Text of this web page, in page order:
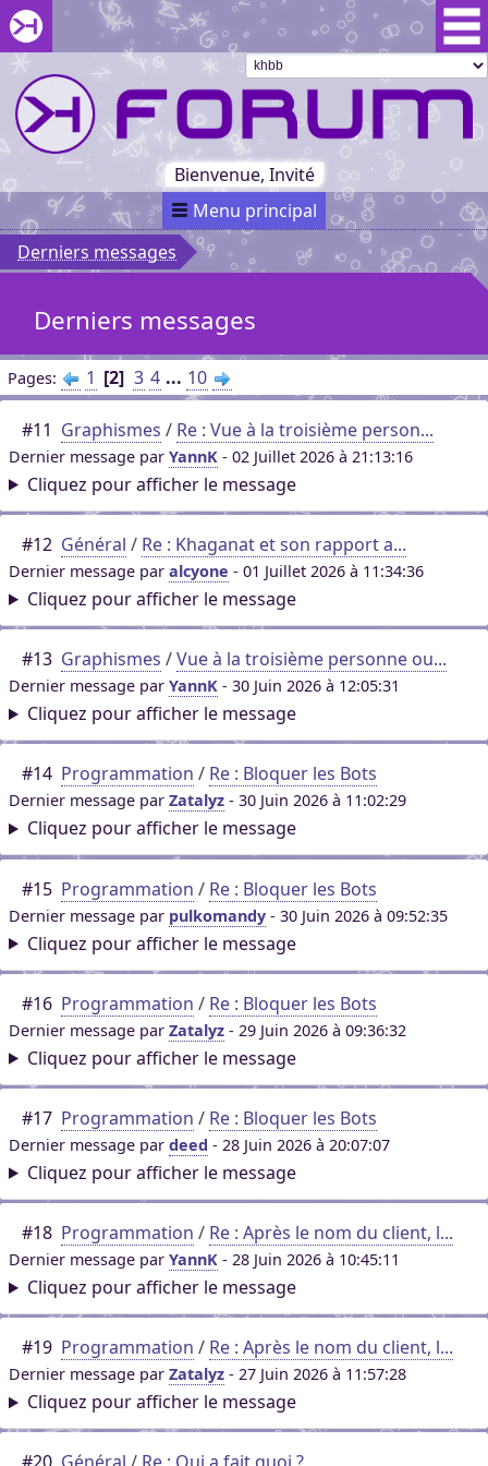
Aller au menu du forum
Aller au contenu du forum
Aller à la recherche dans le forum
Passer le
menu
Khaganat
Retour
au début
du menu
Khaganat
Bienvenue, Invité
Menu principal
Derniers messages
Derniers messages
Pages 1 2 3 4 ... 10
#11 Graphismes / Re : Vue à la troisième person...
Dernier message par YannK - 02 Juillet 2026 à 21:13:16
Cliquez pour afficher le message
#12 Général / Re : Khaganat et son rapport a...
Dernier message par alcyone - 01 Juillet 2026 à 11:34:36
Cliquez pour afficher le message
#13 Graphismes /Vue à la troisième personne ou...
Dernier message par YannK - 30 Juin 2026 à 12:05:31
Cliquez pour afficher le message
#14 Programmation / Re : Bloquer les Bots
Dernier message par Zatalyz - 30 Juin 2026 à 11:02:29
Cliquez pour afficher le message
#15 Programmation / Re : Bloquer les Bots
Dernier message par pulkomandy - 30 Juin 2026 à 09:52:35
Cliquez pour afficher le message
#16 Programmation / Re : Bloquer les Bots
Dernier message par Zatalyz - 29 Juin 2026 à 09:36:32
Cliquez pour afficher le message
#17 Programmation / Re : Bloquer les Bots
Dernier message par deed - 28 Juin 2026 à 20:07:07
Cliquez pour afficher le message
#18 Programmation / Re : Après le nom du client, l...
Dernier message par YannK - 28 Juin 2026 à 10:45:11
Cliquez pour afficher le message
#19 Programmation / Re : Après le nom du client, l...
Dernier message par Zatalyz - 27 Juin 2026 à 11:57:28
Cliquez pour afficher le message